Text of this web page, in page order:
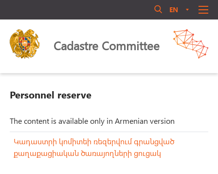
EN
Cadastre Committee
ANNOUNCEMENT
ACTIVITY
PERSONNEL MANAGEMENT
PUBLIC COUNCIL
Personnel reserve
The content is available only in Armenian version
Կադաստրի կոմիտեի ռեզերվում գրանցված
քաղաքացիական ծառայողների ցուցակ
Մուտք համակարգ
Մոռացե՞լ եք ծածկագիրը
Login